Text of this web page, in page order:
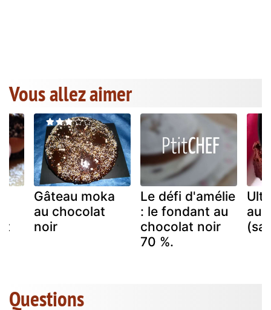
Vous allez aimer
Gâteau moka
au chocolat
noir
Le défi d'amélie
: le fondant au
chocolat noir
70 %.
au
Questions